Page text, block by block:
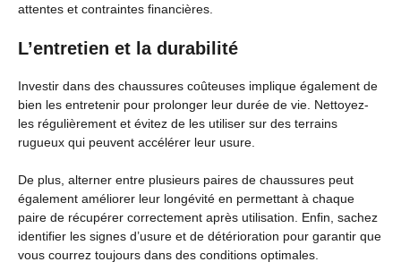
attentes et contraintes financières.
L’entretien et la durabilité
Investir dans des chaussures coûteuses implique également de
bien les entretenir pour prolonger leur durée de vie. Nettoyez-
les régulièrement et évitez de les utiliser sur des terrains
rugueux qui peuvent accélérer leur usure.
De plus, alterner entre plusieurs paires de chaussures peut
également améliorer leur longévité en permettant à chaque
paire de récupérer correctement après utilisation. Enfin, sachez
identifier les signes d’usure et de détérioration pour garantir que
vous courrez toujours dans des conditions optimales.